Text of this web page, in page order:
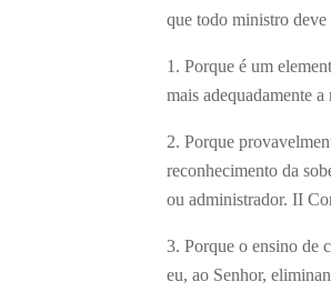
que todo ministro deve
1. Porque é um
mais adequadamente
2. Porque
reconhecimento da
ou administrador. II
3. Porque o ensino de
eu, ao Senhor,